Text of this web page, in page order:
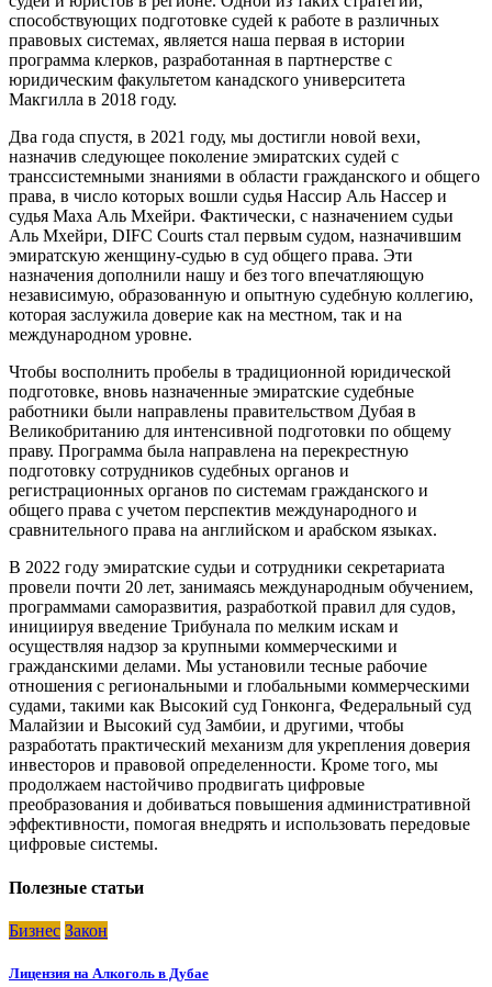
способствующих подготовке судей к работе в различных
правовых системах, является наша первая в истории
программа клерков, разработанная в партнерстве с
юридическим факультетом канадского университета
Макгилла в 2018 году.
Два года спустя, в 2021 году, мы достигли новой вехи,
назначив следующее поколение эмиратских судей с
транссистемными знаниями в области гражданского и общего
права, в число которых вошли судья Нассир Аль Нассер и
судья Маха Аль Мхейри. Фактически, с назначением судьи
Аль Мхейри, DIFC Courts стал первым судом, назначившим
эмиратскую женщину-судью в суд общего права. Эти
назначения дополнили нашу и без того впечатляющую
независимую, образованную и опытную судебную коллегию,
которая заслужила доверие как на местном, так и на
международном уровне.
Чтобы восполнить пробелы в традиционной юридической
подготовке, вновь назначенные эмиратские судебные
работники были направлены правительством Дубая в
Великобританию для интенсивной подготовки по общему
праву. Программа была направлена на перекрестную
подготовку сотрудников судебных органов и
регистрационных органов по системам гражданского и
общего права с учетом перспектив международного и
сравнительного права на английском и арабском языках.
В 2022 году эмиратские судьи и сотрудники секретариата
провели почти 20 лет, занимаясь международным обучением,
программами саморазвития, разработкой правил для судов,
инициируя введение Трибунала по мелким искам и
осуществляя надзор за крупными коммерческими и
гражданскими делами. Мы установили тесные рабочие
отношения с региональными и глобальными коммерческими
судами, такими как Высокий суд Гонконга, Федеральный суд
Малайзии и Высокий суд Замбии, и другими, чтобы
разработать практический механизм для укрепления доверия
инвесторов и правовой определенности. Кроме того, мы
продолжаем настойчиво продвигать цифровые
преобразования и добиваться повышения административной
эффективности, помогая внедрять и использовать передовые
цифровые системы.
Полезные статьи
Бизнес Закон
Лицензия на Алкоголь в Дубае